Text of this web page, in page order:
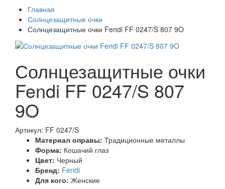
Главная
Солнцезащитные очки
Солнцезащитные очки Fendi FF 0247/S 807 9O
Солнцезащитные очки
Fendi FF 0247/S 807
9O
Артикул: FF 0247/S
Материал оправы: Традиционные металлы
Форма: Кошачий глаз
Цвет: Черный
Бренд: Fendi
Для кого: Женские